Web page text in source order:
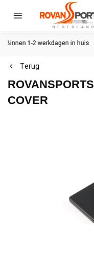
Binnen 1-2 werkdagen in huis
Terug
ROVANSPORTS
COVER